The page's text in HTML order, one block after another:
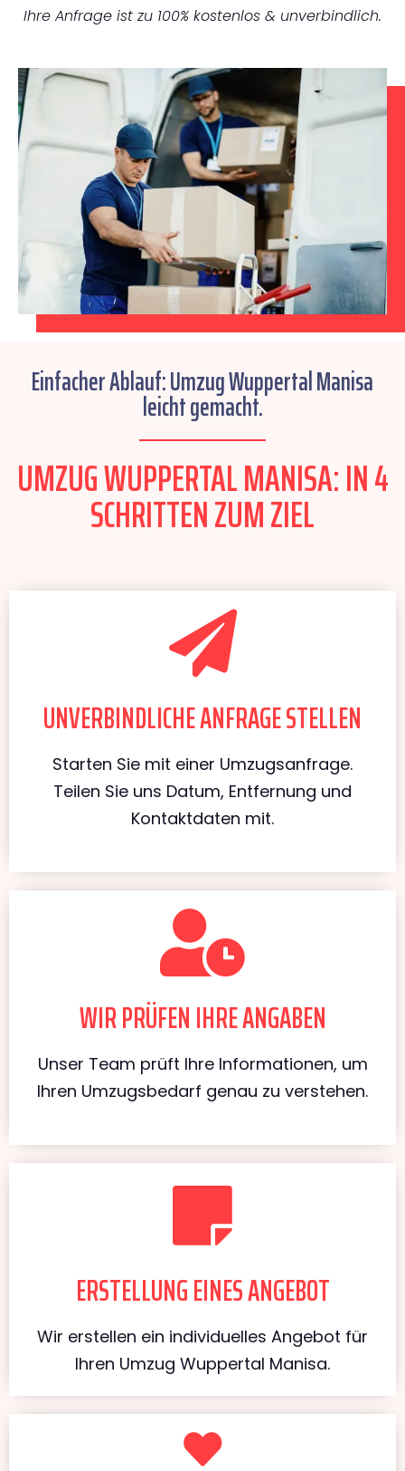
Ihre Anfrage ist zu 100% kostenlos & unverbindlich.
Einfacher Ablauf: Umzug Wuppertal Manisa
leicht gemacht.
UMZUG WUPPERTAL MANISA: IN 4
SCHRITTEN ZUM ZIEL
UNVERBINDLICHE ANFRAGE STELLEN
Starten Sie mit einer Umzugsanfrage.
Teilen Sie uns Datum, Entfernung und
Kontaktdaten mit.
WIR PRÜFEN IHRE ANGABEN
Unser Team prüft Ihre Informationen, um
Ihren Umzugsbedarf genau zu verstehen.
ERSTELLUNG EINES ANGEBOT
Wir erstellen ein individuelles Angebot für
Ihren Umzug Wuppertal Manisa.